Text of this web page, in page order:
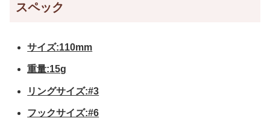
スペック
サイズ:110mm
重量:15g
リングサイズ:#3
フックサイズ:#6